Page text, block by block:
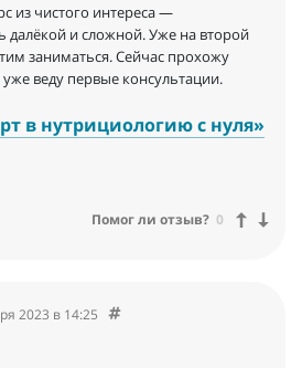
из чистого интереса —
далёкой и сложной. Уже на второй
заниматься. Сейчас прохожу
веду первые консультации.
в нутрициологию с нуля»
Помог ли отзыв? 0
2023 в 14:25